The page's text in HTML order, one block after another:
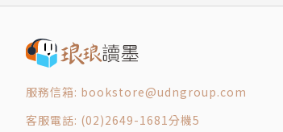
服務信箱: bookstore@udngroup.com
客服電話: (02)2649-1681分機5